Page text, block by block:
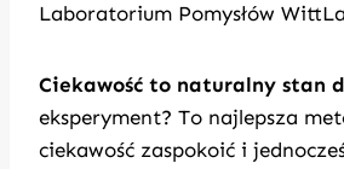
Laboratorium Pomysłów
Ciekawość to naturalny stan
eksperyment? To najlepsza
ciekawość zaspokoić i